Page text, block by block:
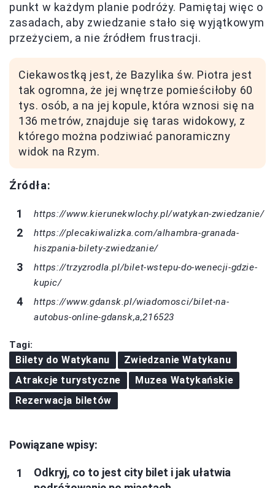
punkt w każdym planie podróży. Pamiętaj więc o
zasadach, aby zwiedzanie stało się wyjątkowym
przeżyciem, a nie źródłem frustracji.
Ciekawostką jest, że Bazylika św. Piotra jest
tak ogromna, że jej wnętrze pomieściłoby 60
tys. osób, a na jej kopule, która wznosi się na
136 metrów, znajduje się taras widokowy, z
którego można podziwiać panoramiczny
widok na Rzym.
Źródła:
https://www.kierunekwlochy.pl/watykan-zwiedzanie/
https://plecakiwalizka.com/alhambra-granada-
hiszpania-bilety-zwiedzanie/
https://trzyzrodla.pl/bilet-wstepu-do-wenecji-gdzie-
kupic/
https://www.gdansk.pl/wiadomosci/bilet-na-
autobus-online-gdansk,a,216523
Tagi:
Bilety do Watykanu
Zwiedzanie Watykanu
Atrakcje turystyczne
Muzea Watykańskie
Rezerwacja biletów
Powiązane wpisy:
Odkryj, co to jest city bilet i jak ułatwia